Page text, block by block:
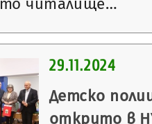
читалище…
29.11.2024
Детско
открито в